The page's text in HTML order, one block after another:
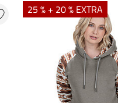
25 % + 20 % EXTRA